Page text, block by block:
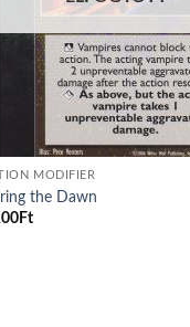
MODIFIER
the Dawn
Ft